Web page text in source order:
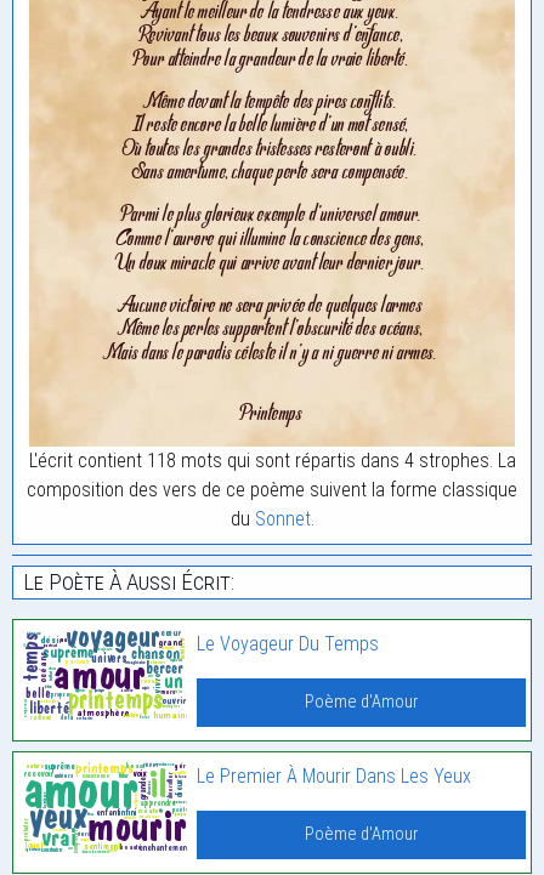
L'écrit contient 118 mots qui sont répartis dans 4 strophes. La
composition des vers de ce poème suivent la forme classique
du Sonnet.
Le Poète À Aussi Écrit:
Le Voyageur Du Temps
Poème d'Amour
Le Premier À Mourir Dans Les Yeux
Poème d'Amour